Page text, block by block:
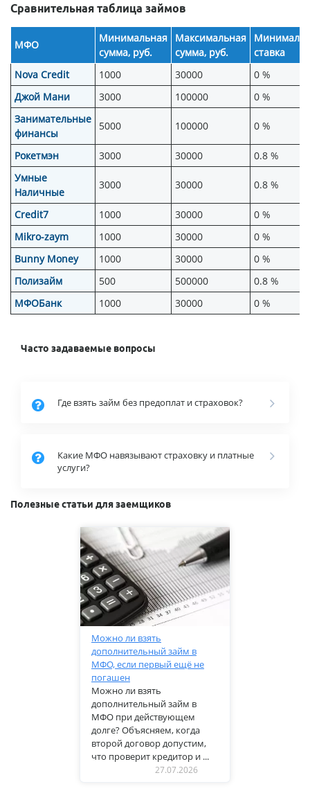
Сравнительная таблица займов
МФО
Минимальная
сумма, руб.
Максимальная
сумма, руб.
ставка
Nova Credit
1000 30000
0 %
Джой Мани
3000 100000
0 %
Занимательные
финансы
5000 100000 0 %
Рокетмэн 3000 30000
0.8 %
Умные
Наличные
3000 30000 0.8 %
Credit7 1000 30000
0 %
Mikro-zaym
1000 30000
0 %
Bunny Money
1000 30000
0 %
Полизайм
500 500000
0.8 %
МФОБанк
1000 30000 0 %
Часто задаваемые вопросы
Где взять займ без предоплат и страховок?
Какие МФО навязывают страховку и платные
услуги?
Полезные статьи для заемщиков
Можно ли взять
дополнительный займ в
МФО, если первый ещё не
погашен
Можно ли взять
дополнительный займ в
МФО при действующем
долге? Объясняем, когда
второй договор допустим,
что проверит кредитор и ...
27.07.2026